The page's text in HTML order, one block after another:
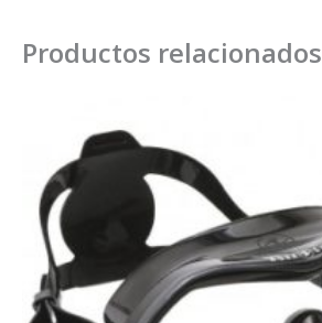
Productos relacionados